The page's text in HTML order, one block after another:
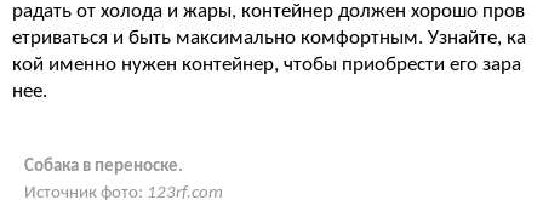
радать от холода и жары, контейнер должен хорошо пров
етриваться и быть максимально комфортным. Узнайте, ка
кой именно нужен контейнер, чтобы приобрести его зара
нее.
Собака в переноске.
Источник фото: 123rf.com